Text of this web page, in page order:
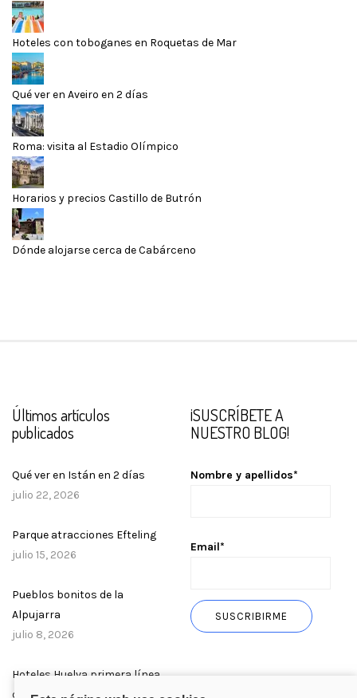
Hoteles con toboganes en Roquetas de Mar
Qué ver en Aveiro en 2 días
Roma: visita al Estadio Olímpico
Horarios y precios Castillo de Butrón
Dónde alojarse cerca de Cabárceno
Últimos artículos
publicados
Qué ver en Istán en 2 días
julio 22, 2026
Parque atracciones Efteling
julio 15, 2026
Pueblos bonitos de la
Alpujarra
julio 8, 2026
Hoteles Huelva primera línea
de playa
¡SUSCRÍBETE A
NUESTRO BLOG!
Nombre y apellidos*
Email*